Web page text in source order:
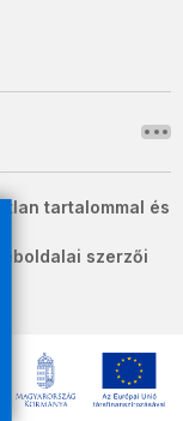
tartalommal és
szerzői